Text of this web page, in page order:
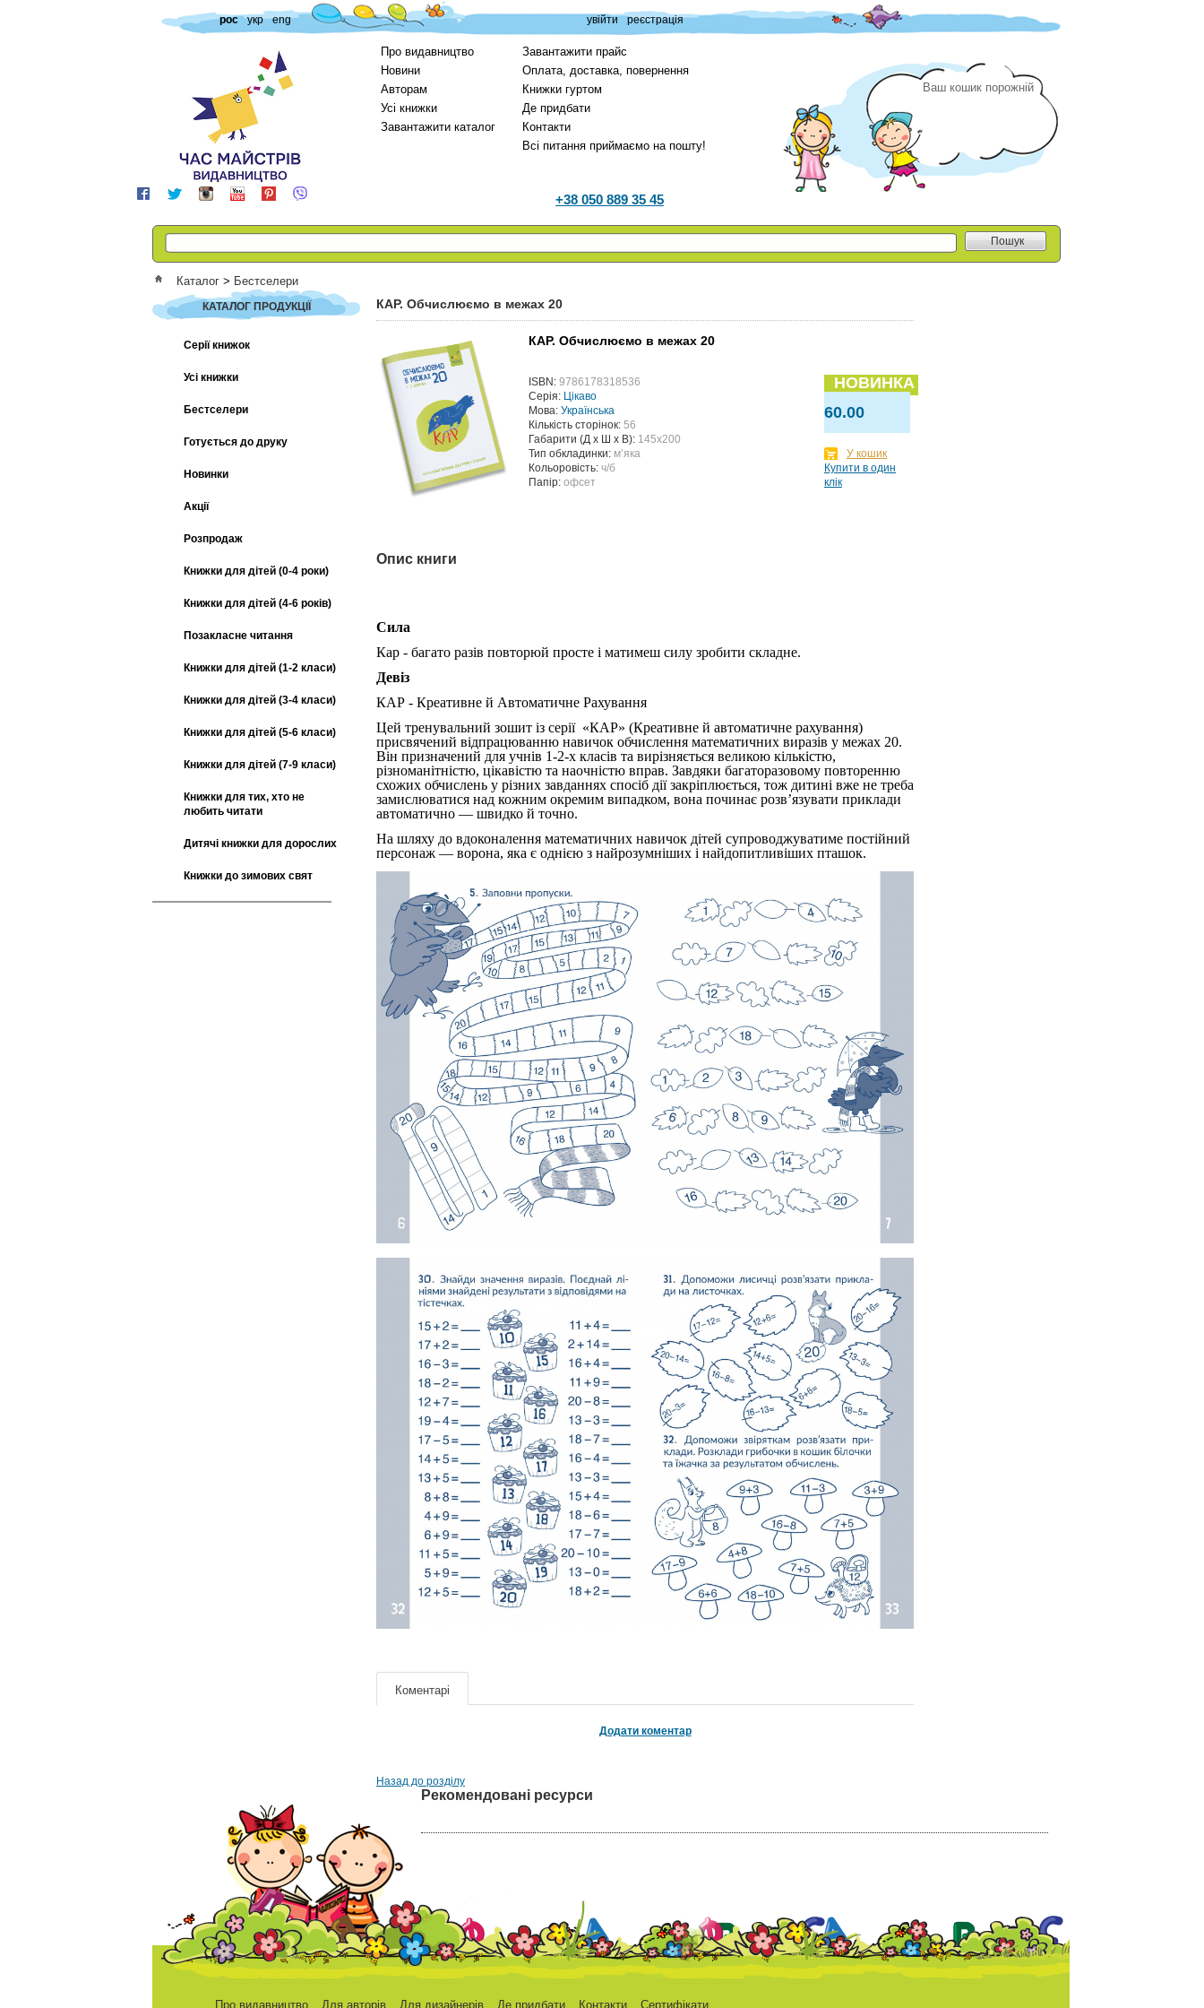
рос укр eng увійти реєстрація
Ваш кошик порожній
Про видавництво
Новини
Авторам
Усі книжки
Завантажити каталог
Завантажити прайс
Оплата, доставка, повернення
Книжки гуртом
Де придбати
Контакти
Всі питання приймаємо на пошту!
+38 050 889 35 45
Пошук
Каталог > Бестселери
КАТАЛОГ ПРОДУКЦІЇ
Серії книжок
Усі книжки
Бестселери
Готується до друку
Новинки
Акції
Розпродаж
Книжки для дітей (0-4 роки)
Книжки для дітей (4-6 років)
Позакласне читання
Книжки для дітей (1-2 класи)
Книжки для дітей (3-4 класи)
Книжки для дітей (5-6 класи)
Книжки для дітей (7-9 класи)
Книжки для тих, хто не
любить читати
Дитячі книжки для дорослих
Книжки до зимових свят
КАР. Обчислюємо в межах 20
КАР. Обчислюємо в межах 20
НОВИНКА
ISBN: 9786178318536
Серія: Цікаво
Мова: Українська
Кількість сторінок: 56
Габарити (Д х Ш х В): 145х200
Тип обкладинки: мʼяка
Кольоровість: ч/б
Папір: офсет
60.00
У кошик
Купити в один
клік
Опис книги
Сила
Кар - багато разів повторюй просте і матимеш силу зробити складне.
Девіз
КАР - Креативне й Автоматичне Рахування
Цей тренувальний зошит із серії «КАР» (Креативне й автоматичне рахування)
присвячений відпрацюванню навичок обчислення математичних виразів у межах 20.
Він призначений для учнів 1-2-х класів та вирізняється великою кількістю,
різноманітністю, цікавістю та наочністю вправ. Завдяки багаторазовому повторенню
схожих обчислень у різних завданнях спосіб дії закріплюється, тож дитині вже не треба
замислюватися над кожним окремим випадком, вона починає розв’язувати приклади
автоматично — швидко й точно.
На шляху до вдоконалення математичних навичок дітей супроводжуватиме постійний
персонаж — ворона, яка є однією з найрозумніших і найдопитливіших пташок.
Коментарі
Додати коментар
Назад до розділу
Рекомендовані ресурси
Про видавництво Для авторів Для дизайнерів Де придбати Контакти Сертифікати